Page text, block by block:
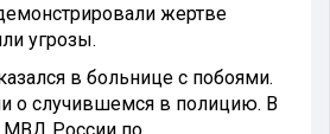
жертве
угрозы.
в больнице с побоями.
о случившемся в полицию. В